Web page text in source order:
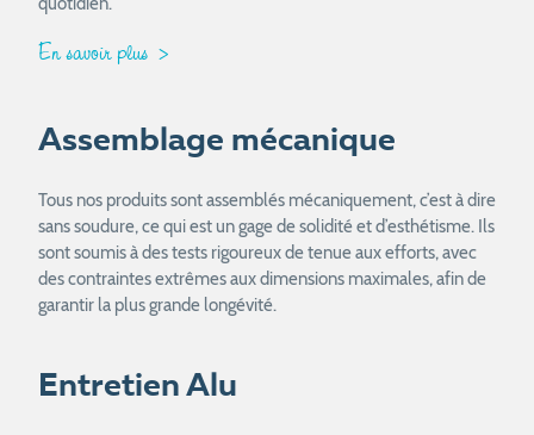
En savoir plus
Assemblage mécanique
Tous nos produits sont assemblés mécaniquement, c’est à dire
sans soudure, ce qui est un gage de solidité et d’esthétisme. Ils
sont soumis à des tests rigoureux de tenue aux efforts, avec
des contraintes extrêmes aux dimensions maximales, afin de
garantir la plus grande longévité.
Entretien Alu